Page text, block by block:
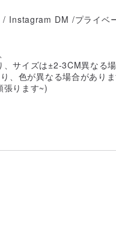
Instagram DM /プライベ
サイズは±2-3CM異なる場
、色が異なる場合がありま
張ります~)